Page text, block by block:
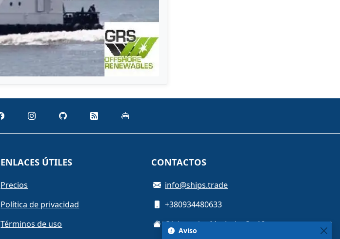
ENLACES ÚTILES
Precios
Política de privacidad
Términos de uso
CONTACTOS
info@ships.trade
+380934480633
Oleksandra Myshuhy St, 12
Aviso